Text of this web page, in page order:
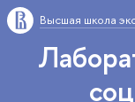
Высшая школа